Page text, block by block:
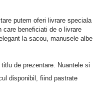
putem oferi livrare speciala
care beneficiati de o livrare
la sacou, manusele albe
de prezentare. Nuantele si
disponibil, fiind pastrate